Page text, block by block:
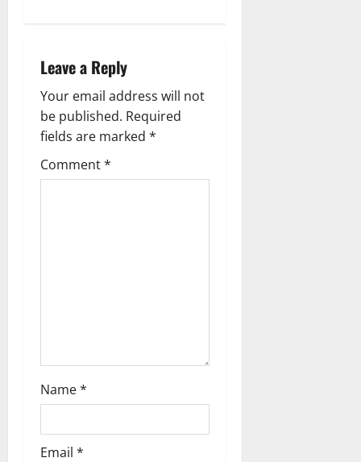
g
a
t
i
Leave a Reply
Your email address will not
be published. Required
fields are marked *
Comment*
Name*
Email *